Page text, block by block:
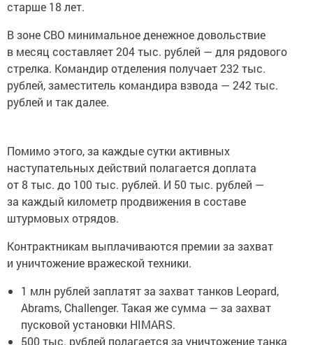
старше 18 лет.
В зоне СВО минимальное денежное довольствие
в месяц составляет 204 тыс. рублей — для рядового
стрелка. Командир отделения получает 232 тыс.
рублей, заместитель командира взвода — 242 тыс.
рублей и так далее.
Помимо этого, за каждые сутки активных
наступательных действий полагается доплата
от 8 тыс. до 100 тыс. рублей. И 50 тыс. рублей —
за каждый километр продвижения в составе
штурмовых отрядов.
Контрактникам выплачиваются премии за захват
и уничтожение вражеской техники.
1 млн рублей заплатят за захват танков Leopard,
Abrams, Challenger. Такая же сумма — за захват
пусковой установки HIMARS.
500 тыс. рублей полагается за уничтожение танка